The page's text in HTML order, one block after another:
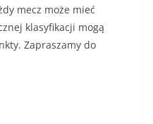
mecz może mieć
klasyfikacji mogą
Zapraszamy do